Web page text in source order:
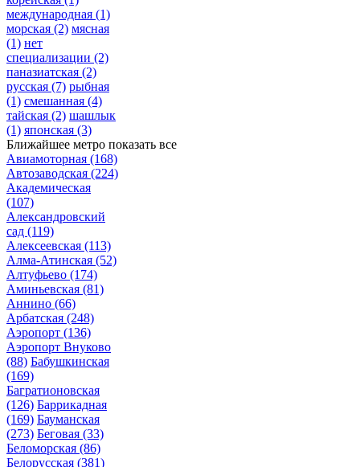
международная (1)
морская (2) мясная
(1) нет
специализации (2)
паназиатская (2)
русская (7) рыбная
(1) смешанная (4)
тайская (2) шашлык
(1) японская (3)
Ближайшее метро показать все
Авиамоторная (168)
Автозаводская (224)
Академическая
(107)
Александровский
сад (119)
Алексеевская (113)
Алма-Атинская (52)
Алтуфьево (174)
Аминьевская (81)
Аннино (66)
Арбатская (248)
Аэропорт (136)
Аэропорт Внуково
(88) Бабушкинская
(169)
Багратионовская
(126) Баррикадная
(169) Бауманская
(273) Беговая (33)
Беломорская (86)
Белорусская (381)